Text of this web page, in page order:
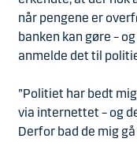
når pengene er
banken kan gøre –
anmelde det til
”Politiet har bedt
via internettet – og
Derfor bad de mig